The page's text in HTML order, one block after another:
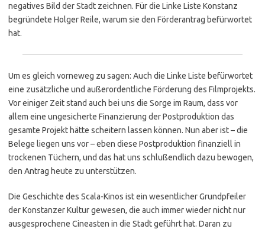
negatives Bild der Stadt zeichnen. Für die Linke Liste Konstanz
begründete Holger Reile, warum sie den Förderantrag befürwortet
hat.
Um es gleich vorneweg zu sagen: Auch die Linke Liste befürwortet
eine zusätzliche und außerordentliche Förderung des Filmprojekts.
Vor einiger Zeit stand auch bei uns die Sorge im Raum, dass vor
allem eine ungesicherte Finanzierung der Postproduktion das
gesamte Projekt hätte scheitern lassen können. Nun aber ist – die
Belege liegen uns vor – eben diese Postproduktion finanziell in
trockenen Tüchern, und das hat uns schlußendlich dazu bewogen,
den Antrag heute zu unterstützen.
Die Geschichte des Scala-Kinos ist ein wesentlicher Grundpfeiler
der Konstanzer Kultur gewesen, die auch immer wieder nicht nur
ausgesprochene Cineasten in die Stadt geführt hat. Daran zu